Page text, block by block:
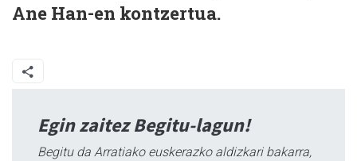
Ane Han-en kontzertua.
Egin zaitez Begitu-lagun!
Begitu da Arratiako euskerazko aldizkari bakarra,